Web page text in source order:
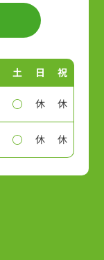
土 日 祝
休 休
休 休